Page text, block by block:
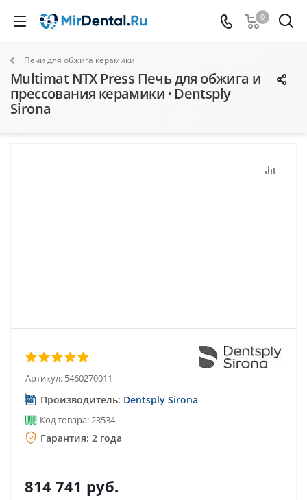
0
Печи для обжига керамики
Multimat NTX Press Печь для обжига и
прессования керамики · Dentsply
Sirona
Артикул: 5460270011
Производитель: Dentsply Sirona
Код товара: 23534
Гарантия: 2 года
814 741 руб.